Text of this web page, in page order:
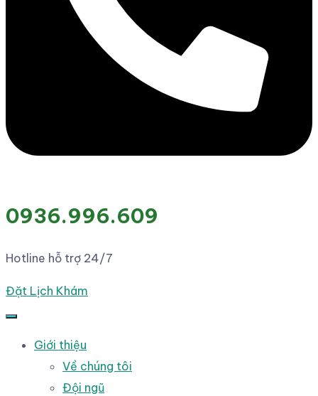
0936.996.609
Hotline hỗ trợ 24/7
Đặt Lịch Khám
Giới thiệu
Về chúng tôi
Đội ngũ